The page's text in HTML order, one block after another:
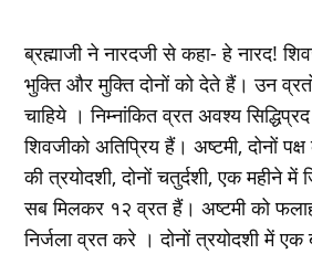
ब्रह्माजी ने नारदजी से कहा- हे नारद!
भुक्ति और मुक्ति दोनों को देते हैं। उन
चाहिये । निम्नांकित व्रत अवश्य
शिवजीको अतिप्रिय हैं। अष्टमी, दोनों पक्ष
की त्रयोदशी, दोनों चतुर्दशी, एक महीने
सब मिलकर १२ व्रत हैं। अष्टमी को
निर्जला व्रत करे । दोनों त्रयोदशी में